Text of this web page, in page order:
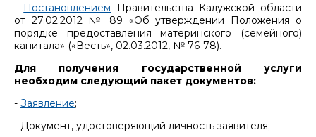
- Постановлением Правительства Калужской области
от 27.02.2012 № 89 «Об утверждении Положения о
порядке предоставления материнского (семейного)
капитала» («Весть», 02.03.2012, № 76-78).
Для получения государственной услуги
необходим следующий пакет документов:
- Заявление;
- Документ, удостоверяющий личность заявителя;